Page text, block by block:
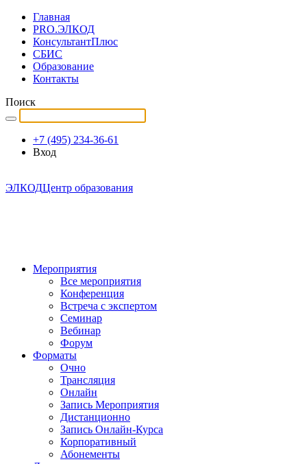
Главная
PRO.ЭЛКОД
КонсультантПлюс
СБИС
Образование
Контакты
Поиск
+7 (495) 234-36-61
Вход
ЭЛКОДЦентр образования
Мероприятия
Все мероприятия
Конференция
Встреча с экспертом
Семинар
Вебинар
Форум
Форматы
Очно
Трансляция
Онлайн
Запись Мероприятия
Дистанционно
Запись Онлайн-Курса
Корпоративный
Абонементы